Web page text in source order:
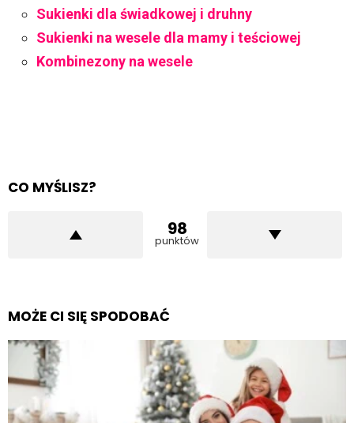
Sukienki dla świadkowej i druhny
Sukienki na wesele dla mamy i teściowej
Kombinezony na wesele
CO MYŚLISZ?
98
punktów
MOŻE CI SIĘ SPODOBAĆ